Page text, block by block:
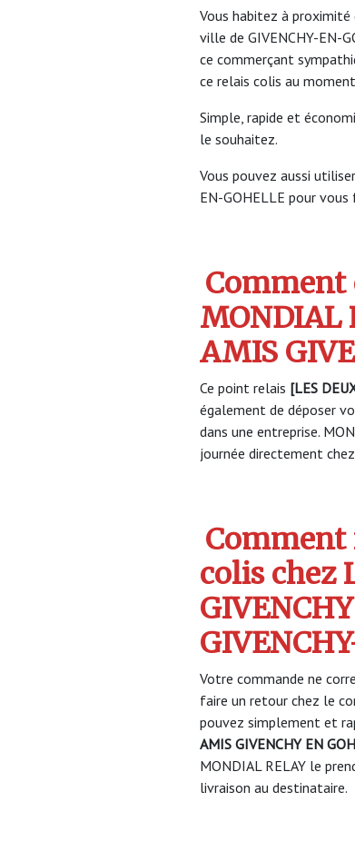
Vous habitez à proximité
ville de GIVENCHY-EN-
ce commerçant
ce relais colis au
Simple, rapide et
le souhaitez.
Vous pouvez aussi
EN-GOHELLE pour
MONDIAL
AMIS
Ce point relais [LES
également de déposer
dans une entreprise.
journée directement
Comment
colis chez
Votre commande ne
faire un retour chez le
pouvez simplement et
AMIS GIVENCHY EN
MONDIAL RELAY le
livraison au destinataire.